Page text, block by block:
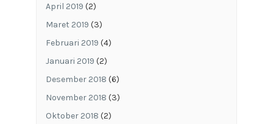
April 2019 (2)
Maret 2019 (3)
Februari 2019 (4)
Januari 2019 (2)
Desember 2018 (6)
November 2018 (3)
Oktober 2018 (2)